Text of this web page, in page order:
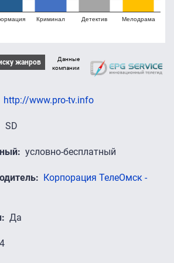
Криминал Детектив Мелодрама
жанров
Данные
компании
http://www.pro-tv.info
SD
условно-бесплатный
Корпорация ТелеОмск -
Да